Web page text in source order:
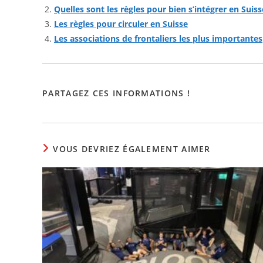
Quelles sont les règles pour bien s’intégrer en
Les règles pour circuler en Suisse
Les associations de frontaliers les plus importantes
PARTAGEZ CES INFORMATIONS !
VOUS DEVRIEZ ÉGALEMENT AIMER